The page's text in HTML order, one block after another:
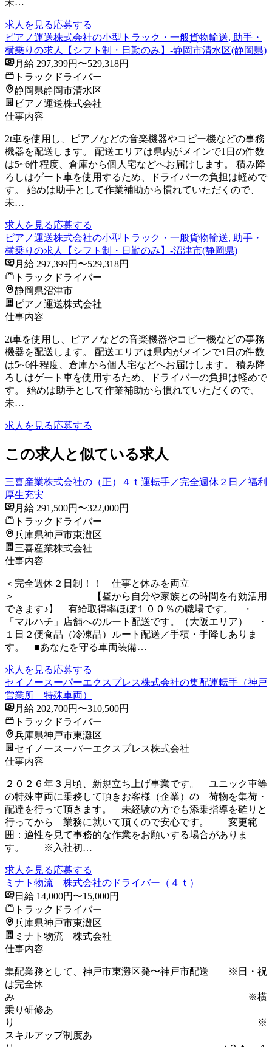
未…
求人を見る応募する
ピアノ運送株式会社の小型トラック・一般貨物輸送, 助手・
横乗りの求人【シフト制・日勤のみ】-静岡市清水区(静岡県)
月給 297,399円〜529,318円
トラックドライバー
静岡県静岡市清水区
ピアノ運送株式会社
仕事内容
2t車を使用し、ピアノなどの音楽機器やコピー機などの事務
機器を配送します。 配送エリアは県内がメインで1日の件数
は5~6件程度、倉庫から個人宅などへお届けします。 積み降
ろしはゲート車を使用するため、ドライバーの負担は軽めで
す。 始めは助手として作業補助から慣れていただくので、
未…
求人を見る応募する
ピアノ運送株式会社の小型トラック・一般貨物輸送, 助手・
横乗りの求人【シフト制・日勤のみ】-沼津市(静岡県)
月給 297,399円〜529,318円
トラックドライバー
静岡県沼津市
ピアノ運送株式会社
仕事内容
2t車を使用し、ピアノなどの音楽機器やコピー機などの事務
機器を配送します。 配送エリアは県内がメインで1日の件数
は5~6件程度、倉庫から個人宅などへお届けします。 積み降
ろしはゲート車を使用するため、ドライバーの負担は軽めで
す。 始めは助手として作業補助から慣れていただくので、
未…
求人を見る応募する
この求人と似ている求人
三喜産業株式会社の（正）４ｔ運転手／完全週休２日／福利
厚生充実
月給 291,500円〜322,000円
トラックドライバー
兵庫県神戸市東灘区
三喜産業株式会社
仕事内容
＜完全週休２日制！！ 仕事と休みを両立
＞ 【昼から自分や家族との時間を有効活用
できます♪】 有給取得率ほぼ１００％の職場です。 ・
「マルハチ」店舗へのルート配送です。（大阪エリア） ・
１日２便食品（冷凍品）ルート配送／手積・手降しありま
す。 ■あなたを守る車両装備…
求人を見る応募する
セイノースーパーエクスプレス株式会社の集配運転手（神戸
営業所 特殊車両）
月給 202,700円〜310,500円
トラックドライバー
兵庫県神戸市東灘区
セイノースーパーエクスプレス株式会社
仕事内容
２０２６年３月頃、新規立ち上げ事業です。 ユニック車等
の特殊車両に乗務して頂きお客様（企業）の 荷物を集荷・
配達を行って頂きます。 未経験の方でも添乗指導を確りと
行ってから 業務に就いて頂くので安心です。 変更範
囲：適性を見て事務的な作業をお願いする場合がありま
す。 ※入社初…
求人を見る応募する
ミナト物流 株式会社のドライバー（４ｔ）
日給 14,000円〜15,000円
トラックドライバー
兵庫県神戸市東灘区
ミナト物流 株式会社
仕事内容
集配業務として、神戸市東灘区発〜神戸市配送 ※日・祝
は完全休
み ※横
乗り研修あ
り ※
スキルアップ制度あ